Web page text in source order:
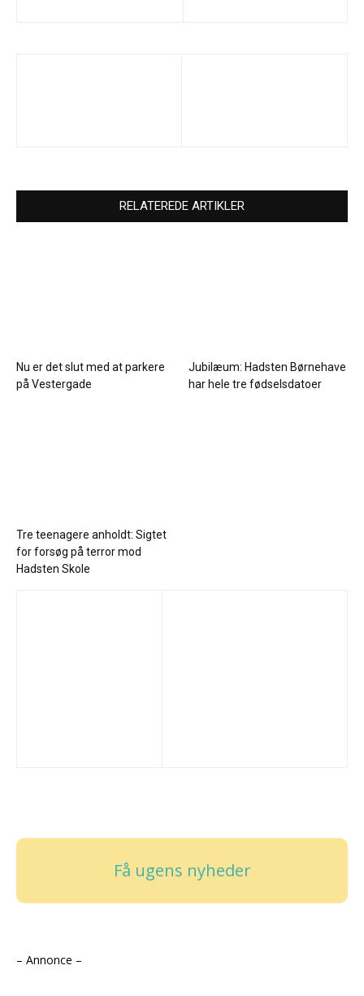
RELATEREDE ARTIKLER
Nu er det slut med at parkere
på Vestergade
Jubilæum: Hadsten Børnehave
har hele tre fødselsdatoer
Tre teenagere anholdt: Sigtet
for forsøg på terror mod
Hadsten Skole
Få ugens nyheder
– Annonce –